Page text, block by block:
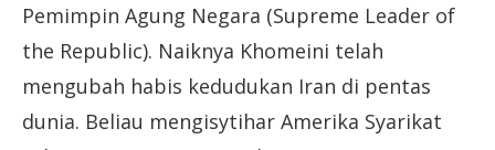
Pemimpin Agung Negara (Supreme Leader of
the Republic). Naiknya Khomeini telah
mengubah habis kedudukan Iran di pentas
dunia. Beliau mengisytihar Amerika Syarikat